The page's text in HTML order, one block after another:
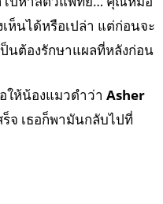
ห็นได้หรือเปล่า แต่ก่อนจะ
ป็นต้องรักษาแผลที่หลังก่อน
ให้น้องแมวดำว่า Asher
จ เธอก็พามันกลับไปที่